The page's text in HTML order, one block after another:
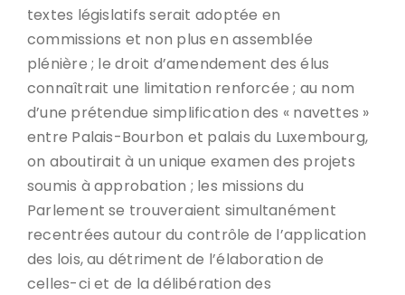
textes législatifs serait adoptée en
commissions et non plus en assemblée
plénière ; le droit d’amendement des élus
connaîtrait une limitation renforcée ; au nom
d’une prétendue simplification des « navettes »
entre Palais-Bourbon et palais du Luxembourg,
on aboutirait à un unique examen des projets
soumis à approbation ; les missions du
Parlement se trouveraient simultanément
recentrées autour du contrôle de l’application
des lois, au détriment de l’élaboration de
celles-ci et de la délibération des